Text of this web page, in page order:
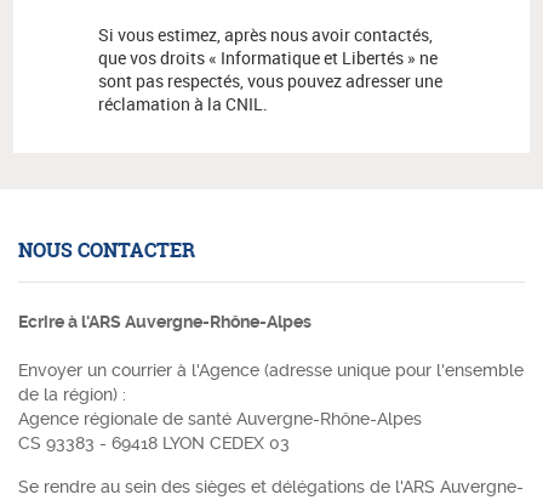
Si vous estimez, après nous avoir contactés,
que vos droits « Informatique et Libertés » ne
sont pas respectés, vous pouvez adresser une
réclamation à la CNIL.
NOUS CONTACTER
Ecrire à l'ARS Auvergne-Rhône-Alpes
Envoyer un courrier à l'Agence (adresse unique pour l'ensemble
de la région) :
Agence régionale de santé Auvergne-Rhône-Alpes
CS 93383 - 69418 LYON CEDEX 03
Se rendre au sein des sièges et délégations de l'ARS Auvergne-